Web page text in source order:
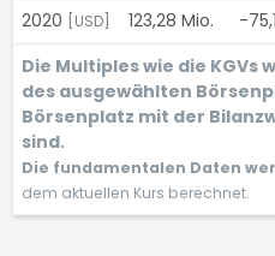
2020
[USD] 123,28 Mio. -
Die Multiples wie die
des ausgewählten
Börsenplatz mit der
sind.
Die fundamentalen Daten
dem aktuellen Kurs berechnet.